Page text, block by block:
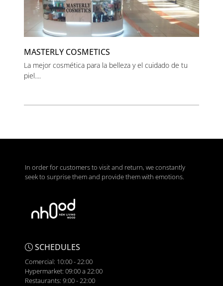
MASTERLY COSMETICS
La mejor cosmética para la belleza y el cuidado de tu
piel....
In order for customers to visit and return, we constantly
seek to surprise them and provide them with emotions.
SCHEDULES
Comercial: 10:00 - 22:00
Hypermarket: 09:00 a 22:00
Restaurants: 9:00 - 22:00